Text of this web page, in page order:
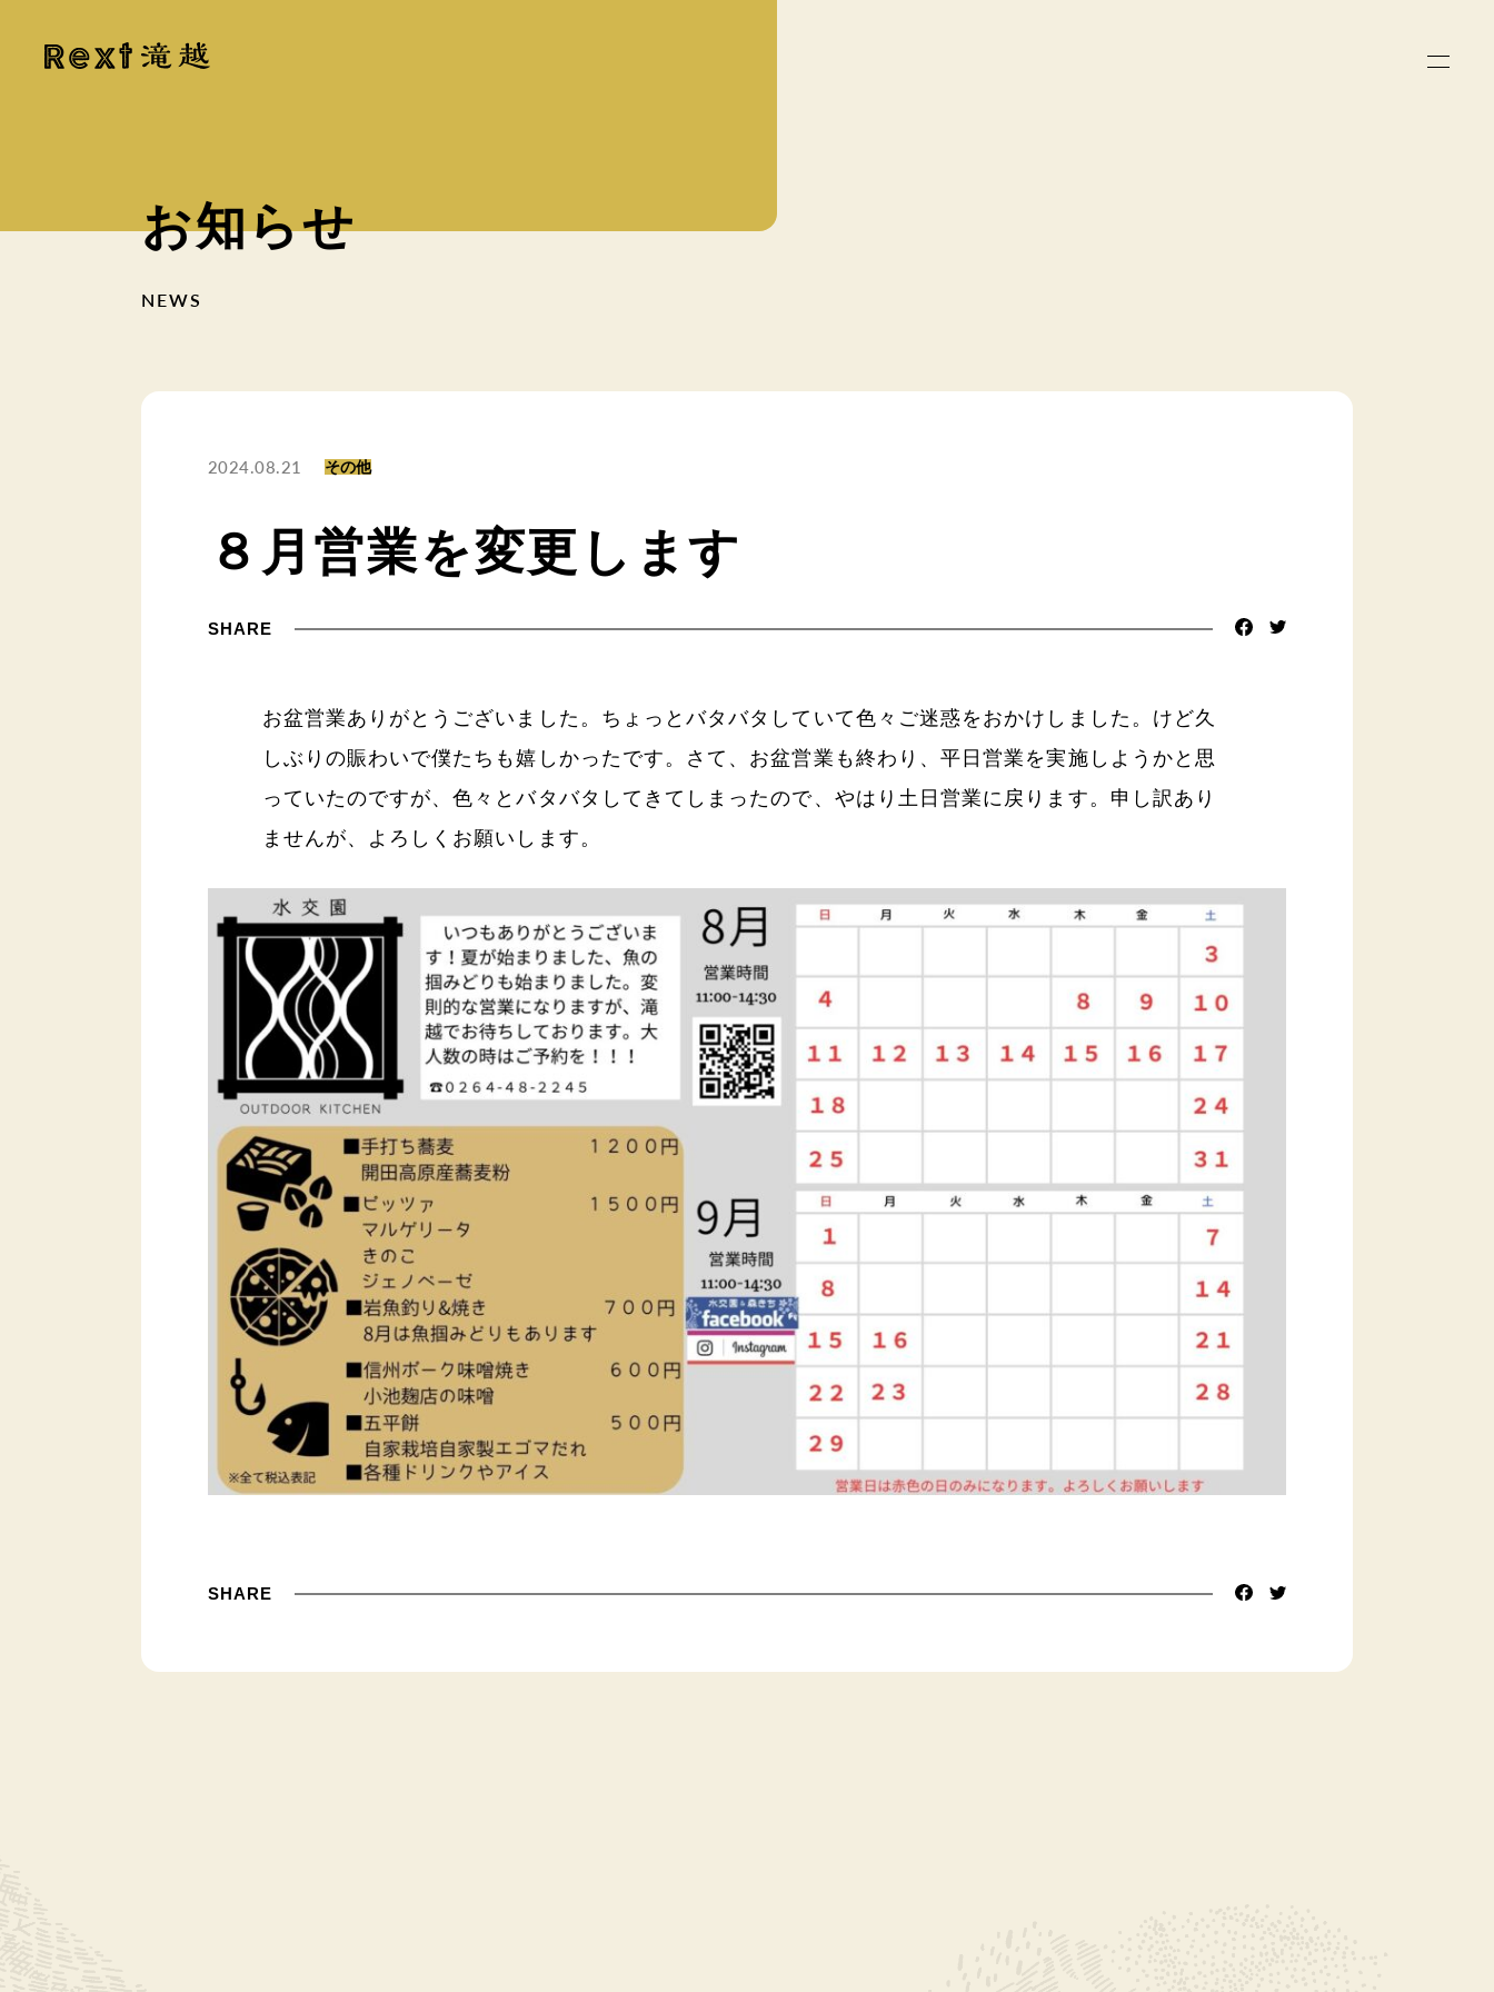
お知らせ
NEWS
2024.08.21 その他
８月営業を変更します
SHARE
お盆営業ありがとうございました。ちょっとバタバタしていて色々ご迷惑をおかけしました。けど久
しぶりの賑わいで僕たちも嬉しかったです。さて、お盆営業も終わり、平日営業を実施しようかと思
っていたのですが、色々とバタバタしてきてしまったので、やはり土日営業に戻ります。申し訳あり
ませんが、よろしくお願いします。
SHARE